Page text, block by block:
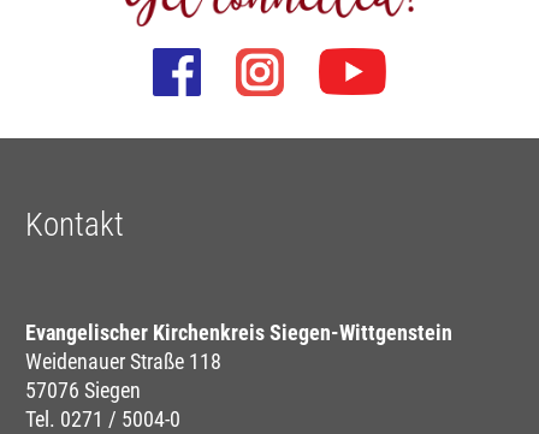
Kontakt
Evangelischer Kirchenkreis Siegen-Wittgenstein
Weidenauer Straße 118
57076 Siegen
Tel. 0271 / 5004-0